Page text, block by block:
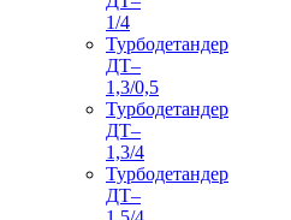
1/4
Турбодетандер
ДТ–
1,3/0,5
Турбодетандер
ДТ–
1,3/4
Турбодетандер
ДТ–